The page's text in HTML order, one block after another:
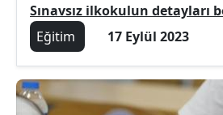
Sınavsız ilkokulun detayları
Eğitim
17 Eylül 2023